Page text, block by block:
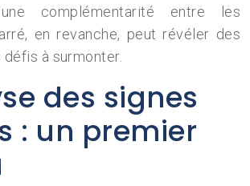
complémentarité entre les
en revanche, peut révéler des
à surmonter.
des signes
: un premier